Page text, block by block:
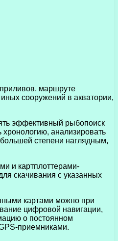
маршруте
сооружений в акватории,
эффективный рыбопоиск
хронологию, анализировать
степени наглядным,
и картплоттерами-
скачивания с указанных
картами можно при
цифровой навигации,
о постоянном
приемниками.